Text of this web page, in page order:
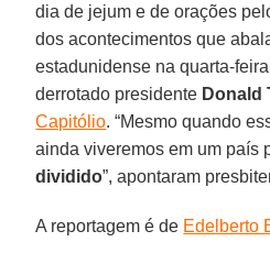
dia de jejum e de orações
dos acontecimentos que
estadunidense na quarta-
derrotado presidente Donald
Capitólio. “Mesmo quando
ainda viveremos em um país
dividido”, apontaram
A reportagem é de Edelberto